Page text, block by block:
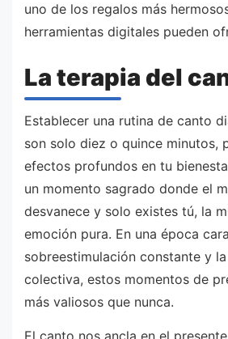
uno de los regalos más
herramientas digitales pueden
La terapia del
Establecer una rutina de canto
son solo diez o quince minutos,
efectos profundos en tu
un momento sagrado donde el
desvanece y solo existes tú, la
emoción pura. En una época
sobreestimulación constante y
colectiva, estos momentos de
más valiosos que nunca.
El canto nos ancla en el